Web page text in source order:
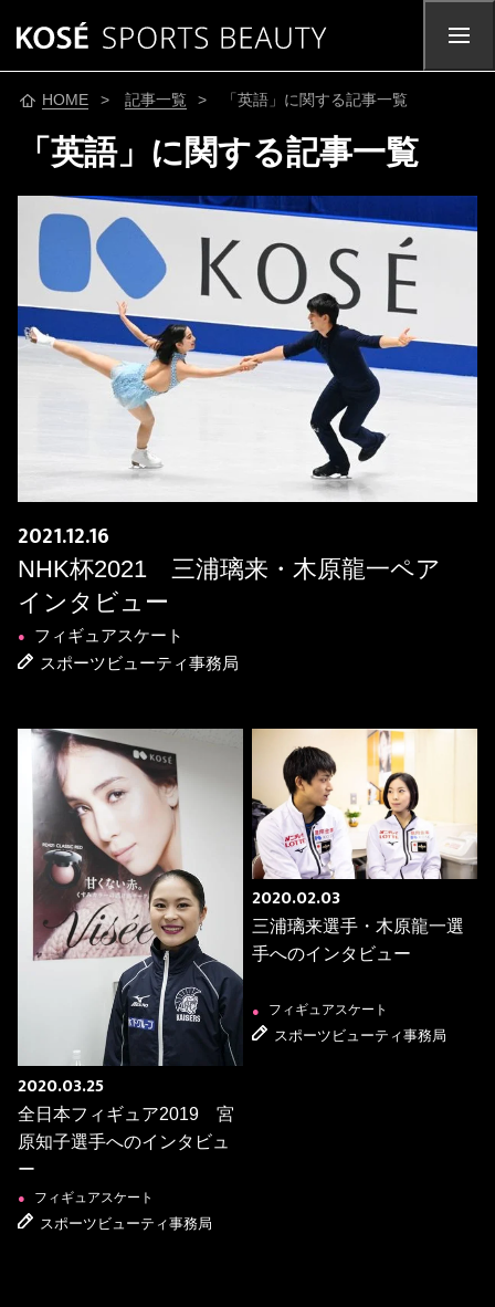
HOME > 記事一覧 > 「英語」に関する記事一覧
「英語」に関する記事一覧
2021.12.16
NHK杯2021 三浦璃来・木原龍一ペア
インタビュー
●
フィギュアスケート
スポーツビューティ事務局
2020.03.25
全日本フィギュア2019 宮
原知子選手へのインタビュ
ー
● フィギュアスケート
スポーツビューティ事務局
2020.02.03
三浦璃来選手・木原龍一選
手へのインタビュー
● フィギュアスケート
スポーツビューティ事務局